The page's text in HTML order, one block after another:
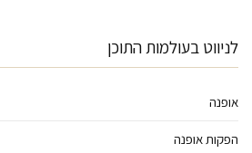
לניווט בעולמות התוכן
אופנה
הפקות אופנה